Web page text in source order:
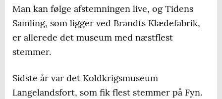
Man kan følge afstemningen live, og Tidens
Samling, som ligger ved Brandts Klædefabrik,
er allerede det museum med næstflest
stemmer.
Sidste år var det Koldkrigsmuseum
Langelandsfort, som fik flest stemmer på Fyn.